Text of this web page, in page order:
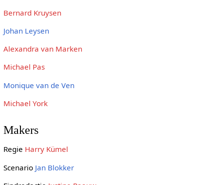
Bernard Kruysen
Johan Leysen
Alexandra van Marken
Michael Pas
Monique van de Ven
Michael York
Makers
Regie Harry Kümel
Scenario Jan Blokker